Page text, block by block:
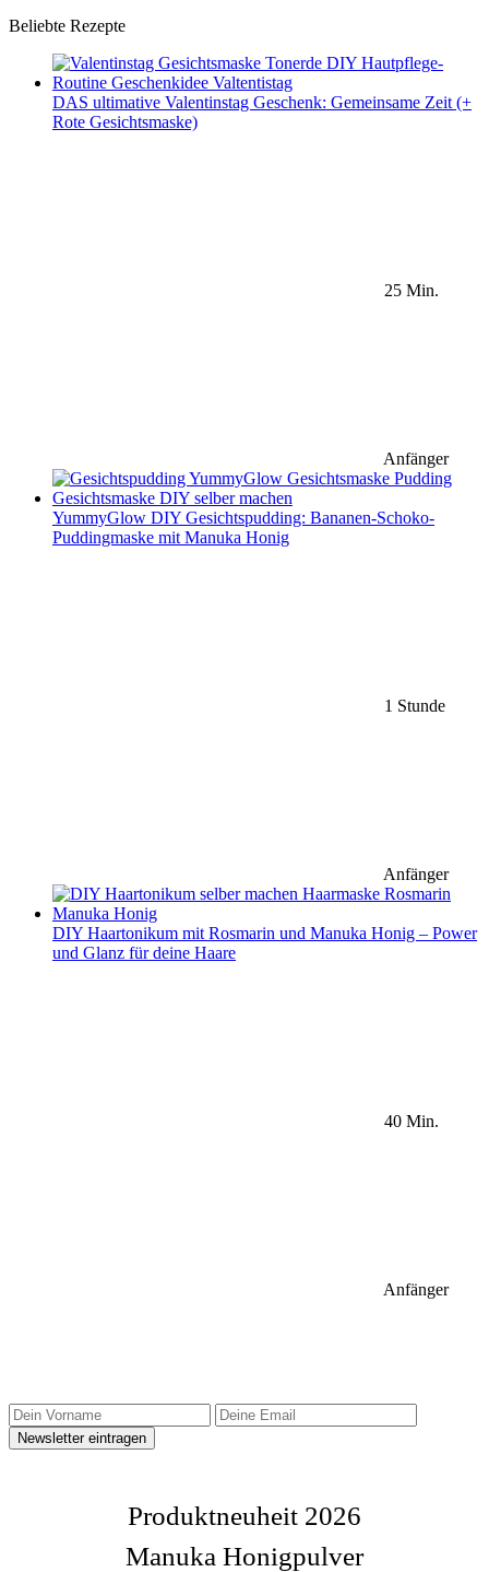
Beliebte Rezepte
DAS ultimative Valentinstag Geschenk: Gemeinsame Zeit (+
Rote Gesichtsmaske)
25 Min.
Anfänger
YummyGlow DIY Gesichtspudding: Bananen-Schoko-
Puddingmaske mit Manuka Honig
1 Stunde
Anfänger
DIY Haartonikum mit Rosmarin und Manuka Honig – Power
und Glanz für deine Haare
40 Min.
Anfänger
Produktneuheit 2026
Manuka Honigpulver